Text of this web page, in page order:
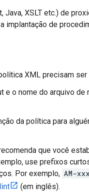
XSLT etc.) de
implantação de
XML precisam
e o nome do arquivo de
da política para
que você
use prefixos
Por exemplo, AM-xxx
(em inglês).